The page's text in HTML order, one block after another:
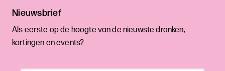
Nieuwsbrief
Als eerste op de hoogte van de nieuwste dranken,
kortingen en events?